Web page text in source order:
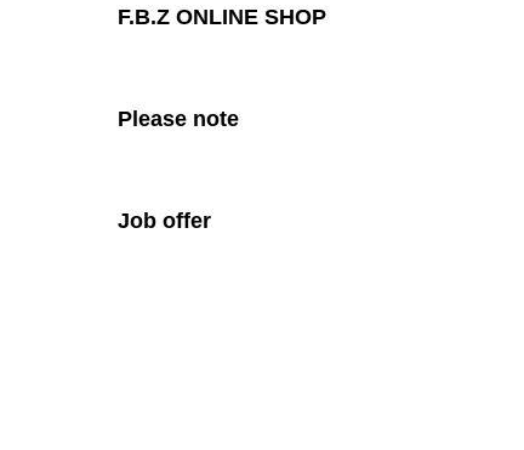
F.B.Z ONLINE SHOP
Please note
Job offer